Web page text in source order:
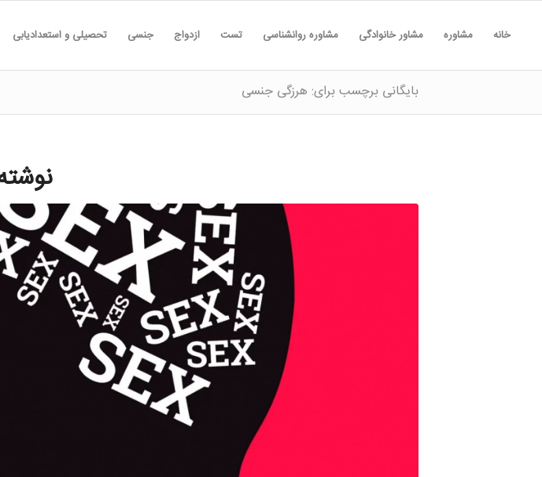
خانه مشاوره مشاور خانوادگی مشاوره روانشناسی تست ازدواج جنسی تحصیلی و استعدادیابی
بایگانی برچسب برای: هرزگی جنسی